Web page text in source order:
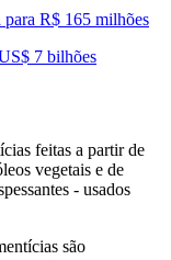
R$ 165 milhões
7 bilhões
feitas a partir de
vegetais e de
- usados
são